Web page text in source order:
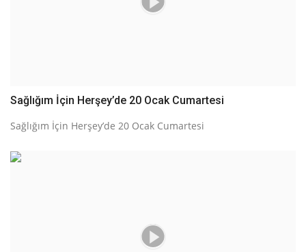
Sağlığım İçin Herşey’de 20 Ocak Cumartesi
Sağlığım İçin Herşey’de 20 Ocak Cumartesi